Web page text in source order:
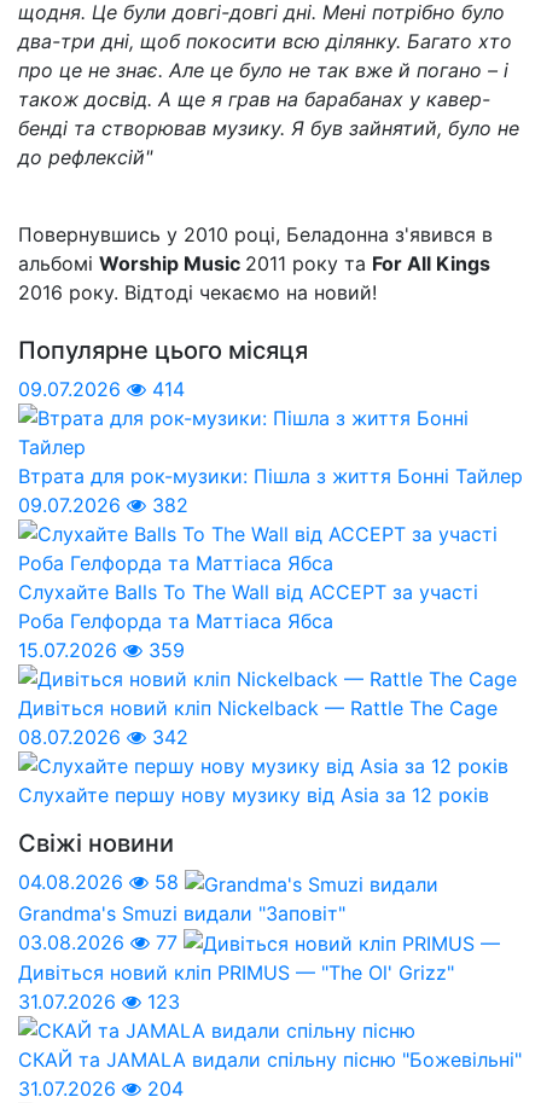
щодня. Це були довгі-довгі дні. Мені потрібно було
два-три дні, щоб покосити всю ділянку. Багато хто
про це не знає. Але це було не так вже й погано – і
також досвід. А ще я грав на барабанах у кавер-
бенді та створював музику. Я був зайнятий, було не
до рефлексій"
Повернувшись у 2010 році, Беладонна з'явився в
альбомі Worship Music 2011 року та For All Kings
2016 року. Відтоді чекаємо на новий!
Популярне цього місяця
09.07.2026 414
Втрата для рок-музики: Пішла з життя Бонні Тайлер
09.07.2026
382
Слухайте Balls To The Wall від ACCEPT за участі
Роба Гелфорда та Маттіаса Ябса
15.07.2026
359
Дивіться новий кліп Nickelback — Rattle The Cage
08.07.2026
342
Слухайте першу нову музику від Asia за 12 років
Свіжі новини
04.08.2026
58
Grandma's Smuzi видали "Заповіт"
03.08.2026
77
Дивіться новий кліп PRIMUS — "The Ol' Grizz"
31.07.2026
123
СКАЙ та JAMALA видали спільну пісню "Божевільні"
31.07.2026
204